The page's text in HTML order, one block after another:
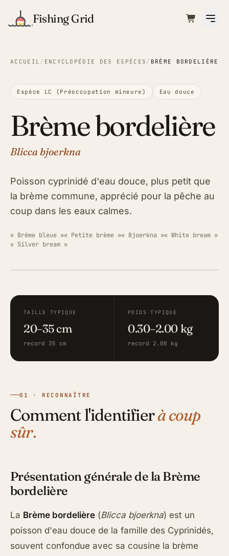
Fishing Grid
ACCUEIL / ENCYCLOPÉDIE DES ESPÈCES / BRÈME BORDELIÈRE
Espèce LC (Préoccupation mineure) Eau douce
Brème bordelière
Blicca bjoerkna
Poisson cyprinidé d'eau douce, plus petit que
la brème commune, apprécié pour la pêche au
coup dans les eaux calmes.
« Brème bleue »« Petite brème »« Bjoerkna »« White bream »
« Silver bream »
TAILLE TYPIQUE
20–35 cm
record 35 cm
POIDS TYPIQUE
0.30–2.00 kg
record 2.00 kg
01 · RECONNAÎTRE
Comment l'identifierà coup
sûr.
Présentation générale de la Brème
bordelière
La Brème bordelière (Blicca bjoerkna) est un
poisson d'eau douce de la famille des Cyprinidés,
souvent confondue avec sa cousine la brème